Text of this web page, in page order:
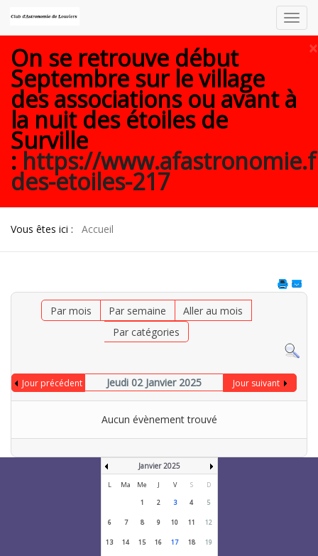
×
On se retrouve début
Septembre sur le village
des associations ou avant à
la nuit des étoiles de
Surville
: https://
des-etoiles-217
Vous êtes ici : Accueil
Par mois Par semaine
Aller au mois
Par catégories
Jour précédent Jeudi 02 Janvier 2025 Jour suivant
Aucun évènement trouvé
Janvier 2025
L Ma Me J V S
D
1
2 3 4 5
6 7 8 9 10 11 12
13 14 15 16 17 18 19